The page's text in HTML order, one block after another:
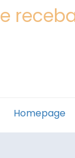
e
Homepage